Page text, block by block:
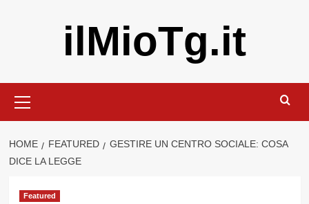
ilMioTg.it
principale
HOME FEATURED
GESTIRE UN CENTRO SOCIALE: COSA
DICE LA LEGGE
Featured